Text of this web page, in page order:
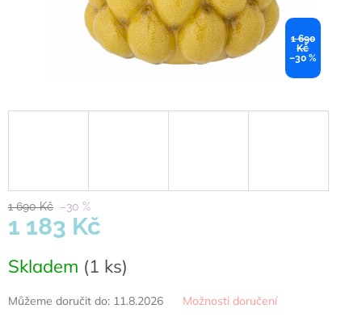
1 690
Kč
–30 %
1 690 Kč –30 %
1 183 Kč
cena:
Skladem (1 ks)
Můžeme doručit do: 11.8.2026 Možnosti doručení